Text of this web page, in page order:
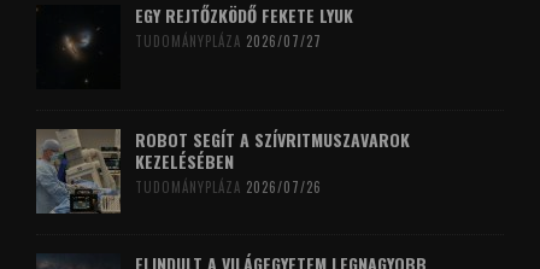
EGY REJTŐZKÖDŐ FEKETE LYUK
TUDOMÁNYPLÁZA 2026/07/27
ROBOT SEGÍT A SZÍVRITMUSZAVAROK
KEZELÉSÉBEN
TUDOMÁNYPLÁZA 2026/07/26
ELINDULT A VILÁGEGYETEM LEGNAGYOBB